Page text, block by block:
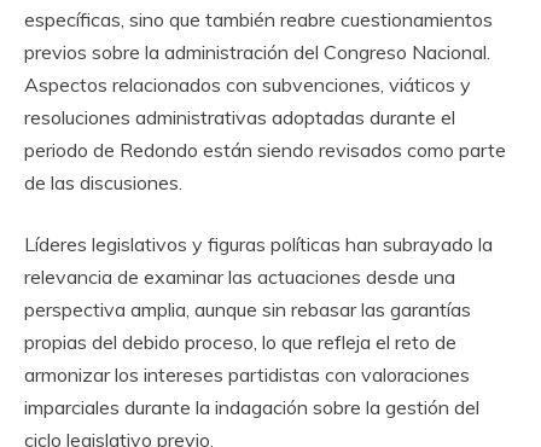
específicas, sino que también reabre cuestionamientos
previos sobre la administración del Congreso Nacional.
Aspectos relacionados con subvenciones, viáticos y
resoluciones administrativas adoptadas durante el
periodo de Redondo están siendo revisados como parte
de las discusiones.
Líderes legislativos y figuras políticas han subrayado la
relevancia de examinar las actuaciones desde una
perspectiva amplia, aunque sin rebasar las garantías
propias del debido proceso, lo que refleja el reto de
armonizar los intereses partidistas con valoraciones
imparciales durante la indagación sobre la gestión del
ciclo legislativo previo.